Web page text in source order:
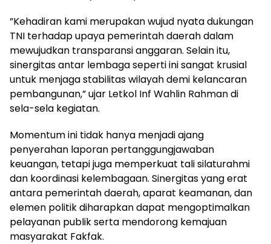
​”Kehadiran kami merupakan wujud nyata dukungan
TNI terhadap upaya pemerintah daerah dalam
mewujudkan transparansi anggaran. Selain itu,
sinergitas antar lembaga seperti ini sangat krusial
untuk menjaga stabilitas wilayah demi kelancaran
pembangunan,” ujar Letkol Inf Wahlin Rahman di
sela-sela kegiatan.
​Momentum ini tidak hanya menjadi ajang
penyerahan laporan pertanggungjawaban
keuangan, tetapi juga memperkuat tali silaturahmi
dan koordinasi kelembagaan. Sinergitas yang erat
antara pemerintah daerah, aparat keamanan, dan
elemen politik diharapkan dapat mengoptimalkan
pelayanan publik serta mendorong kemajuan
masyarakat Fakfak.